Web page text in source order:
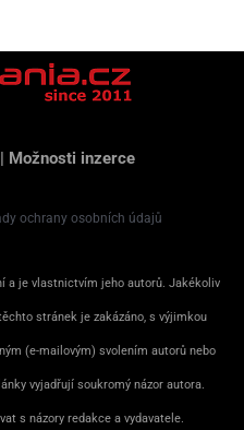
| Možnosti inzerce
ochrany osobních údajů
a je vlastnictvím jeho autorů. Jakékoliv
stránek je zakázáno, s výjimkou
(e-mailovým) svolením autorů nebo
vyjadřují soukromý názor autora.
s názory redakce a vydavatele.